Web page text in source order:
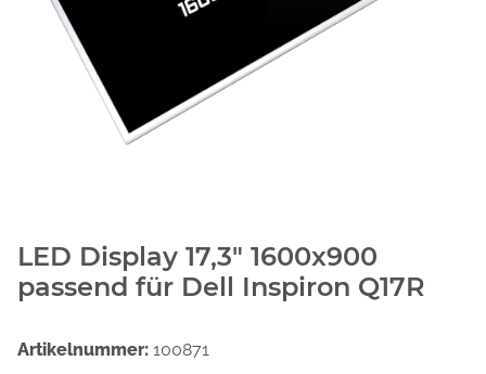
LED Display 17,3" 1600x900
passend für Dell Inspiron Q17R
Artikelnummer: 100871